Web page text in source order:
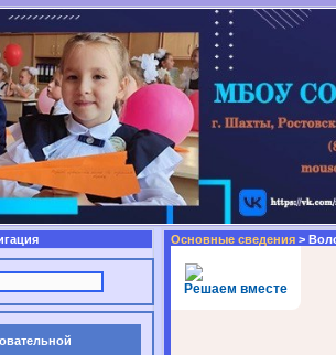
Основные сведения >
Решаем вместе